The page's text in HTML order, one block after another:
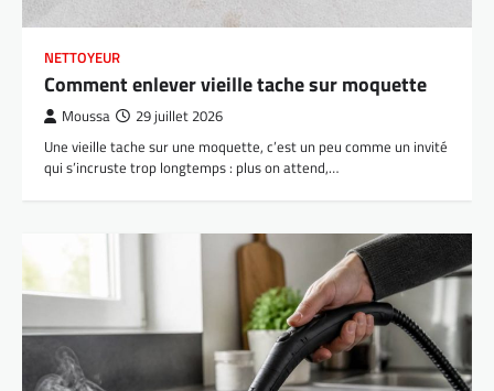
NETTOYEUR
Comment enlever vieille tache sur moquette
Moussa 29 juillet 2026
Une vieille tache sur une moquette, c’est un peu comme un invité
qui s’incruste trop longtemps : plus on attend,…